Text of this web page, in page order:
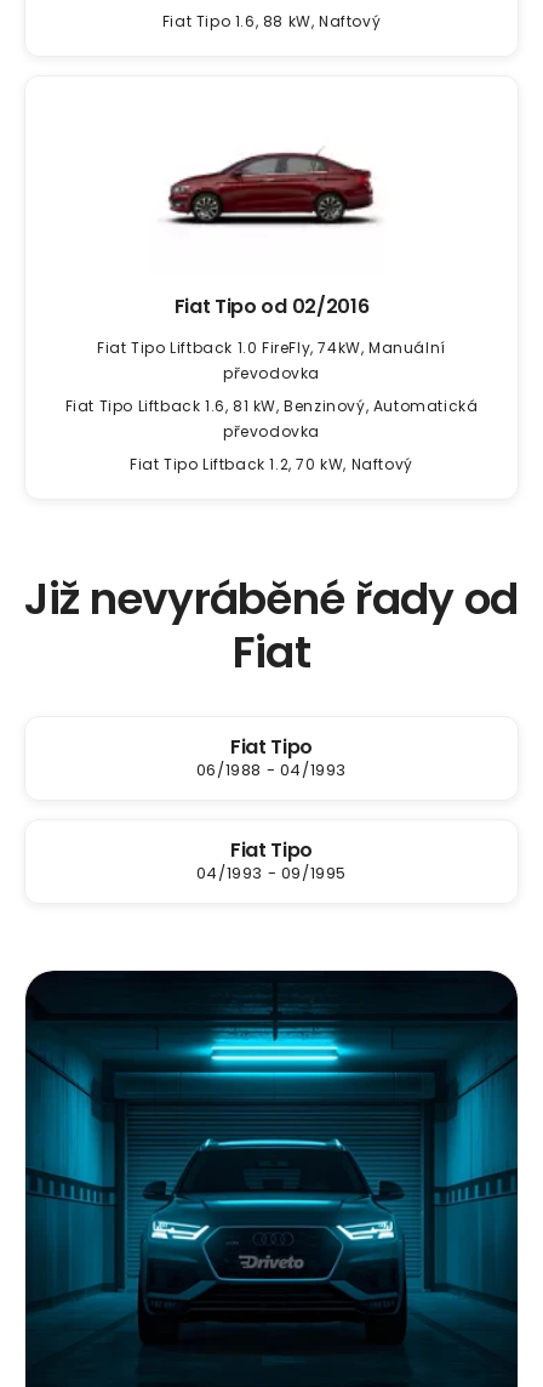
Fiat Tipo 1.6, 88 kW, Naftový
Fiat Tipo od 02/2016
Fiat Tipo Liftback 1.0 FireFly, 74kW, Manuální
převodovka
Fiat Tipo Liftback 1.6, 81 kW, Benzinový, Automatická
převodovka
Fiat Tipo Liftback 1.2, 70 kW, Naftový
Již nevyráběné řady od
Fiat
Fiat Tipo
06/1988 - 04/1993
Fiat Tipo
04/1993 - 09/1995